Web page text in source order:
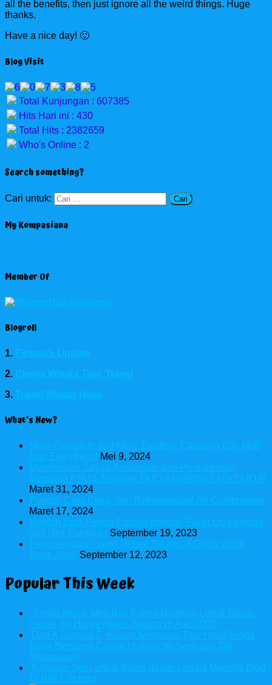
all the benefits, then just ignore all the weird things. Huge
thanks.
Have a nice day! 🙂
Blog Visit
Total Kunjungan : 607385
Hits Hari ini : 430
Total Hits : 2382659
Who's Online : 2
Search something?
Cari untuk:
My Kompasiana
Member Of
Blogroll
1. Firman’s Update
2. Cheria Wisata Tour Travel
3. Travel Wisata Halal
What’s New?
More Complete and More Exciting, Cibinong City Mall
Has Everything! Mei 9, 2024
Melebarkan Sayap Kreativitas dan Produktivitas
Bersama ASUS Zenbook DUO (UX8406), Let’s DUO it!
Maret 31, 2024
Fungsi, Cara Kerja, dan Rekomendasi Air Compressor
Maret 17, 2024
Nonton Bola Penuh Euforia dengan Paket Liga Inggris
dari Nex Parabola September 19, 2023
Rekomendasi Game Online Finansial Gratis untuk
Anak-Anak September 12, 2023
Popular This Week
Toyota Hiace Mini Bus Paling Nyaman Untuk Bisnis
Travel, Ini Harga Hiace Jakarta di Auto2000
Dari A Sampai Z, Alasan Mengapa Tour Halal Eropa
Barat Bersama Cheria Holiday Itu Seru dan Tak
Terlupakan!
5 Alasan Seru untuk Kamu Ikutan Lomba Menulis Blog
DUMET School